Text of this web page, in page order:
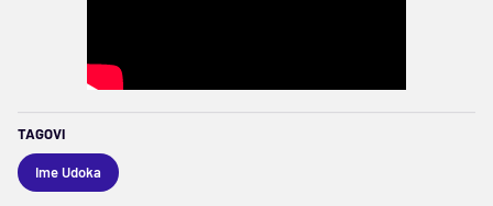
TAGOVI
Ime Udoka